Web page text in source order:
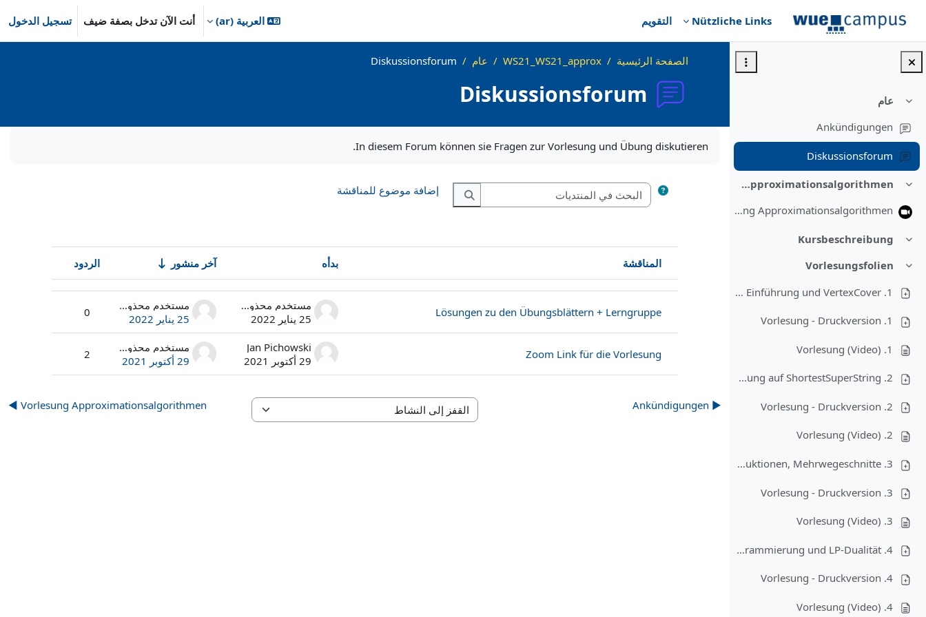
Nützliche Links
التقويم العربية ‎(ar)‎ أنت الآن تدخل بصفة ضيف تسجيل الدخول
طي
عام
Ankündigungen
Diskussionsforum
طي
Vorlesung Approximationsalgorithmen
Vorlesung Approximationsalgorithmen
طي Kursbeschreibung
طي
Vorlesungsfolien
1. Vorlesung (22.10.) - Einführung und VertexCover
1. Vorlesung - Druckversion
1. Vorlesung (Video)
2. Vorlesung (29.10.) - Greedy für SetCover und Anwendung auf ShortestSuperString
2. Vorlesung - Druckversion
2. Vorlesung (Video)
3. Vorlesung (04.11.) - SteinerTree, Approximationsbewahrende Reduktionen, Mehrwegeschnitte
3. Vorlesung - Druckversion
3. Vorlesung (Video)
4. Vorlesung (09.11.) Lineare Programmierung und LP-Dualität
4. Vorlesung - Druckversion
4. Vorlesung (Video)
الصفحة الرئيسية WS21_WS21_approx عام Diskussionsforum
Diskussionsforum
In diesem Forum können sie Fragen zur Vorlesung und Übung diskutieren.
البحث في المنتديات
البحث في المنتديات
إضافة موضوع للمناقشة
الحالة
المناقشة بدأه آخر منشور
الردود
الإجراءات
Lösungen zu den Übungsblättern + Lerngruppe
مستخدم محذوف
25 يناير 2022
مستخدم محذوف
25 يناير 2022
0
Zoom Link für die Vorlesung
Jan Pichowski
29 أكتوبر 2021
مستخدم محذوف
29 أكتوبر 2021
2
▶︎ Ankündigungen
القفز إلى النشاط
Vorlesung Approximationsalgorithmen ◀︎